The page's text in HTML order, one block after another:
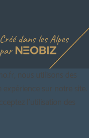
nous utilisons des
sur notre site.
l'utilisation des